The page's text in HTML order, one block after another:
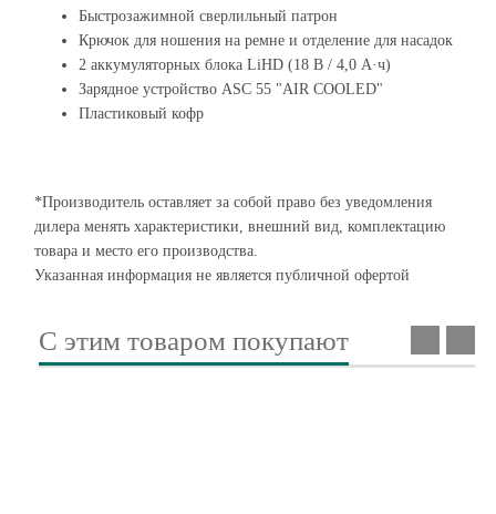
Быстрозажимной сверлильный патрон
Крючок для ношения на ремне и отделение для насадок
2 аккумуляторных блока LiHD (18 В / 4,0 А·ч)
Зарядное устройство ASC 55 "AIR COOLED"
Пластиковый кофр
*Производитель оставляет за собой право без уведомления
дилера менять характеристики, внешний вид, комплектацию
товара и место его производства.
Указанная информация не является публичной офертой
С этим товаром покупают